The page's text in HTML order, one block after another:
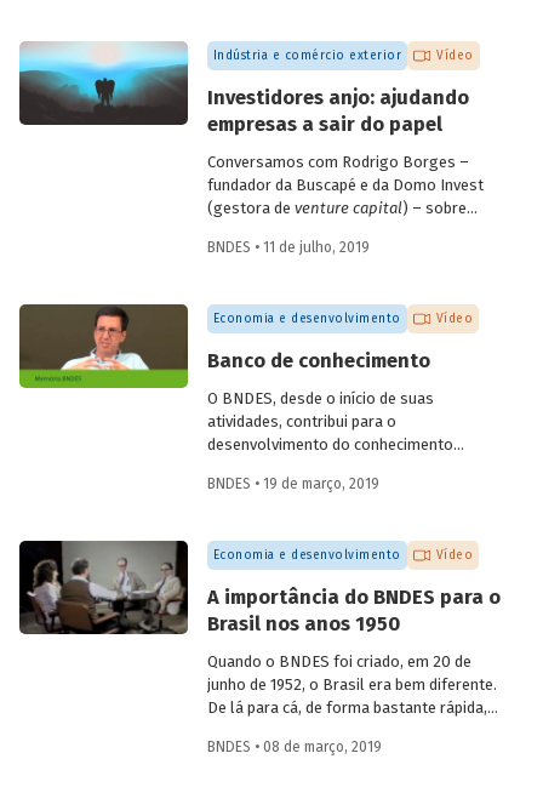
e privado, incluindo hospitais, planos de
saúde, empresas farmacêuticas e
empresas de diagnóstico. Confira a seguir
as questões discutidas e vídeo com
alguns depoimentos do evento.
Indústria e comércio exterior Vídeo
Investidores anjo: ajudando
empresas a sair do papel
Conversamos com Rodrigo Borges –
fundador da Buscapé e da Domo Invest
(gestora de venture capital) – sobre
Confira alguns destaques da entrevista e
anjo escolhem em quaisstartupsinvestir
e ajudam os empreendedores a tirar os
BNDES • 11 de julho, 2019
Economia e desenvolvimento Vídeo
Banco de conhecimento
O BNDES, desde o início de suas
atividades, contribui para o
desenvolvimento do conhecimento
reflexões internas e disponibilizando-as
produção editorial. O economista
Fernando Pimentel Puga, em depoimento
colhido pelo programa de memória do
Banco, durante as comemorações do
aniversário de 60 anos da instituição, em
2012, compartilha sua visão quanto à
atuação institucional na produção de
estudos e linhas de pesquisa.
BNDES • 19 de março, 2019
Economia e desenvolvimento Vídeo
A importância do BNDES para o
Brasil nos anos 1950
Quando o BNDES foi criado, em 20 de
junho de 1952, o Brasil era bem diferente.
De lá para cá, de forma bastante rápida,
desencadeadas ao mesmo tempo, em
BNDES • 08 de março, 2019